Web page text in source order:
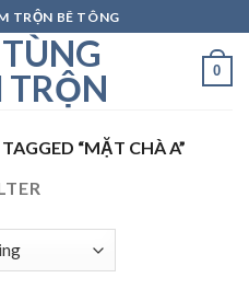
TRỘN BÊ TÔNG
0
“MẶT CHÀ A”